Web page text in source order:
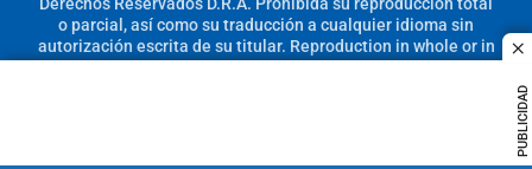
PUBLICIDAD
Derechos Reservados D.R.A. Prohibida su reproducción total
o parcial, así como su traducción a cualquier idioma sin
autorización escrita de su titular. Reproduction in whole or in